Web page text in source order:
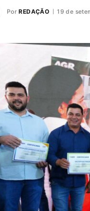
Por REDAÇÃO 19 de